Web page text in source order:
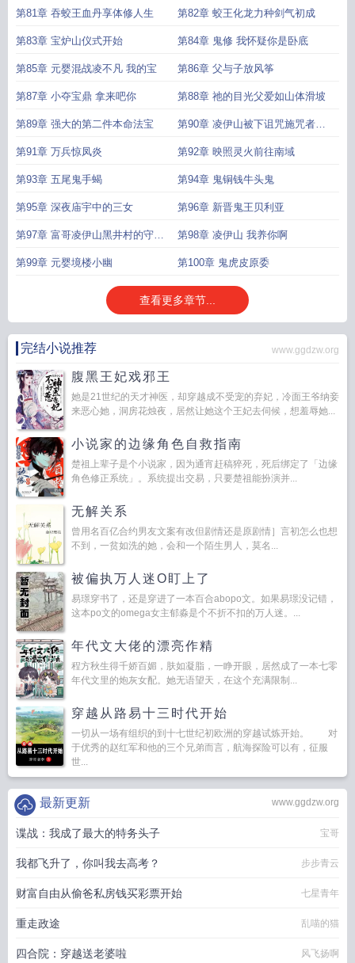
喜赐宝
第81章 吞蛟王血丹享体修人生 第82章 蛟王化龙力种剑气初成
第83章 宝炉山仪式开始 第84章 鬼修 我怀疑你是卧底
第85章 元婴混战凌不凡 我的宝 第86章 父与子放风筝
第87章 小夺宝鼎 拿来吧你 第88章 祂的目光父爱如山体滑坡
第89章 强大的第二件本命法宝 第90章 凌伊山被下诅咒施咒者命
悬一线
第91章 万兵惊凤炎 第92章 映照灵火前往南域
第93章 五尾鬼手蝎 第94章 鬼铜钱牛头鬼
第95章 深夜庙宇中的三女 第96章 新晋鬼王贝利亚
第97章 富哥凌伊山黑井村的守村
鬼
第98章 凌伊山 我养你啊
第99章 元婴境楼小幽 第100章 鬼虎皮原委
查看更多章节...
完结小说推荐 www.ggdzw.org
腹黑王妃戏邪王
她是21世纪的天才神医，却穿越成不受宠的弃妃，冷面王爷纳妾
来恶心她，洞房花烛夜，居然让她这个王妃去伺候，想羞辱她...
小说家的边缘角色自救指南
楚祖上辈子是个小说家，因为通宵赶稿猝死，死后绑定了「边缘
角色修正系统」。系统提出交易，只要楚祖能扮演并...
无解关系
曾用名百亿合约男友文案有改但剧情还是原剧情］言初怎么也想
不到，一贫如洗的她，会和一个陌生男人，莫名...
被偏执万人迷O盯上了
易璟穿书了，还是穿进了一本百合abopo文。如果易璟没记错，
这本po文的omega女主郁淼是个不折不扣的万人迷。...
年代文大佬的漂亮作精
程方秋生得千娇百媚，肤如凝脂，一睁开眼，居然成了一本七零
年代文里的炮灰女配。她无语望天，在这个充满限制...
穿越从路易十三时代开始
一切从一场有组织的到十七世纪初欧洲的穿越试炼开始。 对
于优秀的赵红军和他的三个兄弟而言，航海探险可以有，征服
世...
www.ggdzw.org
最新更新
谍战：我成了最大的特务头子 宝哥
我都飞升了，你叫我去高考？ 步步青云
财富自由从偷爸私房钱买彩票开始 七星青年
重走政途 乱喵的猫
四合院：穿越送老婆啦 风飞扬啊